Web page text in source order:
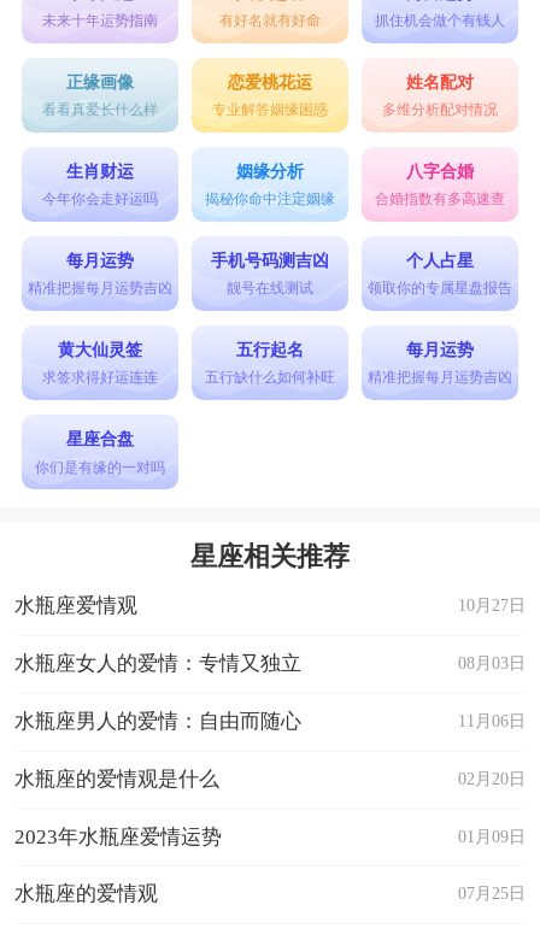
未来十年运势指南 有好名就有好命 抓住机会做个有钱人
正缘画像
看看真爱长什么样
恋爱桃花运
专业解答姻缘困惑
姓名配对
多维分析配对情况
生肖财运
今年你会走好运吗
姻缘分析
揭秘你命中注定姻缘
八字合婚
合婚指数有多高速查
每月运势
精准把握每月运势吉凶
手机号码测吉凶
靓号在线测试
个人占星
领取你的专属星盘报告
黄大仙灵签
求签求得好运连连
五行起名
五行缺什么如何补旺
每月运势
精准把握每月运势吉凶
星座合盘
你们是有缘的一对吗
星座相关推荐
10月27日
水瓶座爱情观
08月03日
水瓶座女人的爱情：专情又独立
11月06日
水瓶座男人的爱情：自由而随心
02月20日
水瓶座的爱情观是什么
01月09日
2023年水瓶座爱情运势
07月25日
水瓶座的爱情观